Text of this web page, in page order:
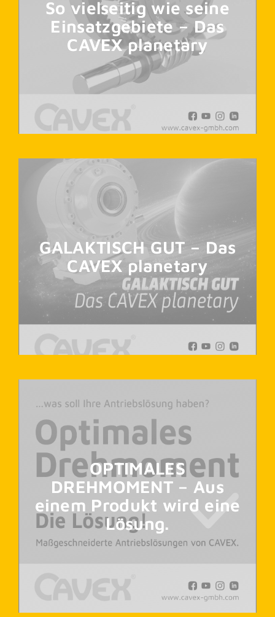
So vielseitig wie seine
Einsatzgebiete – Das
CAVEX planetary
GALAKTISCH GUT – Das
CAVEX planetary
OPTIMALES
DREHMOMENT – Aus
einem Produkt wird eine
Lösung.